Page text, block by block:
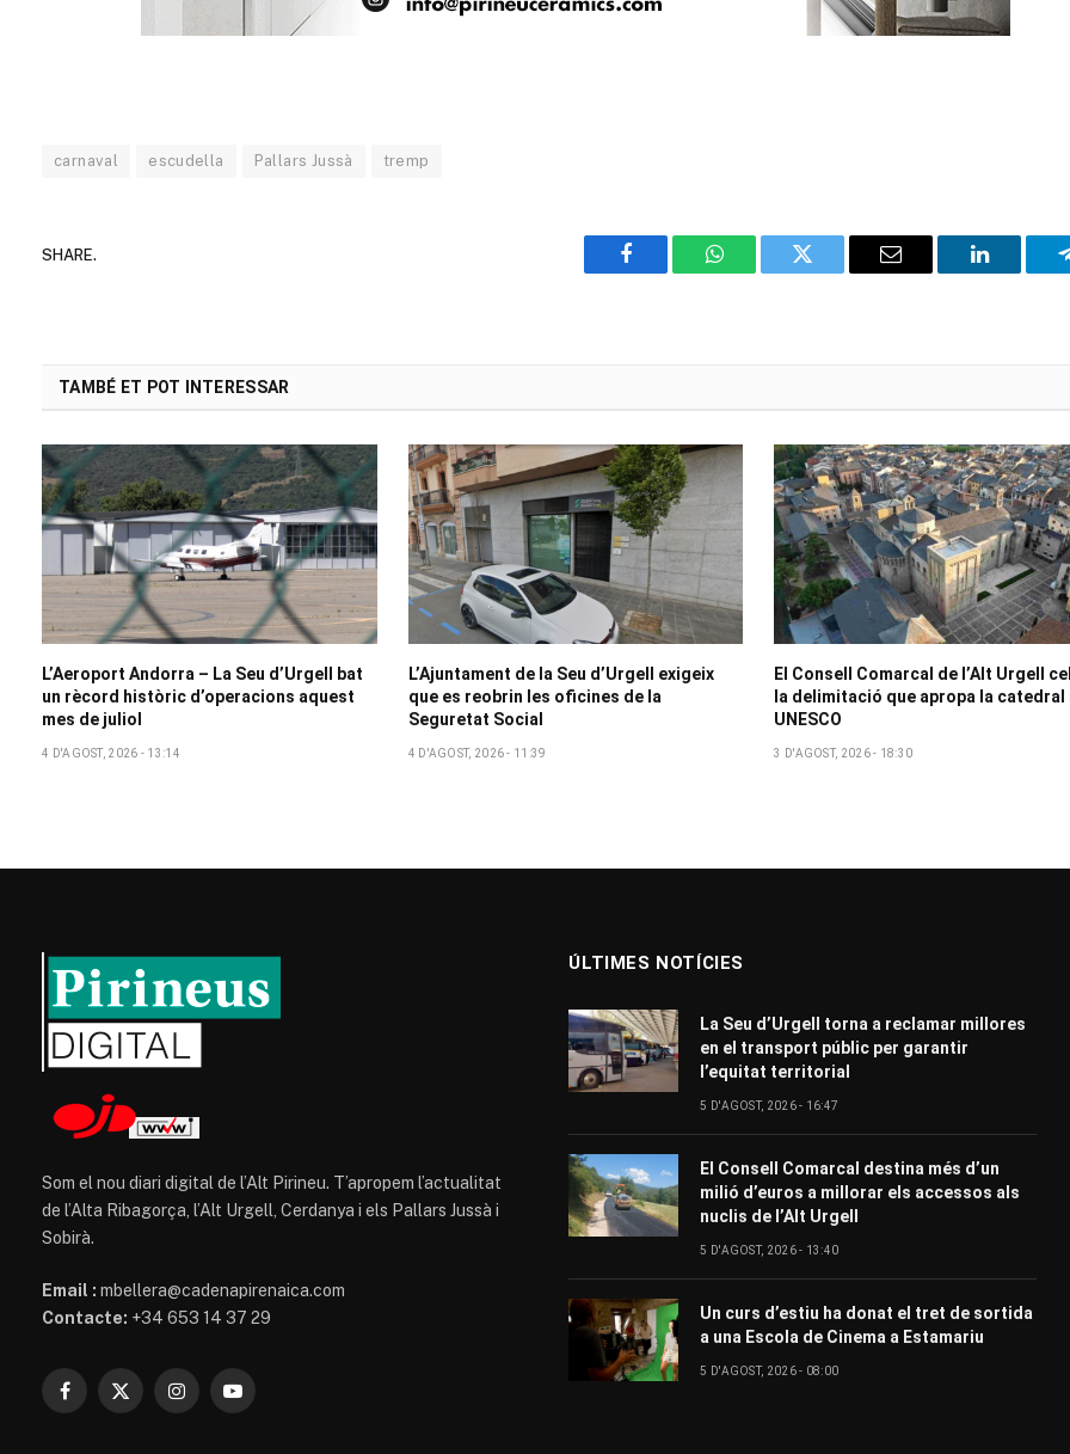
carnaval escudella Pallars Jussà tremp
SHARE.
Facebook WhatsAppTwitter Email LinkedIn
TAMBÉ ET POT INTERESSAR
L’Aeroport Andorra – La Seu d’Urgell bat
un rècord històric d’operacions aquest
mes de juliol
4 D'AGOST, 2026 - 13:14
L’Ajuntament de la Seu d’Urgell exigeix
que es reobrin les oficines de la
Seguretat Social
4 D'AGOST, 2026 - 11:39
El Consell Comarcal de l’Alt Urgell
la delimitació que apropa la catedral
UNESCO
3 D'AGOST, 2026 - 18:30
Som el nou diari digital de l’Alt Pirineu. T’apropem l’actualitat
de l’Alta Ribagorça, l’Alt Urgell, Cerdanya i els Pallars Jussà i
Sobirà.
Email : mbellera@cadenapirenaica.com
Contacte: +34 653 14 37 29
Facebook
X
InstagramYouTube
ÚLTIMES NOTÍCIES
La Seu d’Urgell torna a reclamar millores
en el transport públic per garantir
l’equitat territorial
5 D'AGOST, 2026 - 16:47
El Consell Comarcal destina més d’un
milió d’euros a millorar els accessos als
nuclis de l’Alt Urgell
5 D'AGOST, 2026 - 13:40
Un curs d’estiu ha donat el tret de sortida
a una Escola de Cinema a Estamariu
5 D'AGOST, 2026 - 08:00